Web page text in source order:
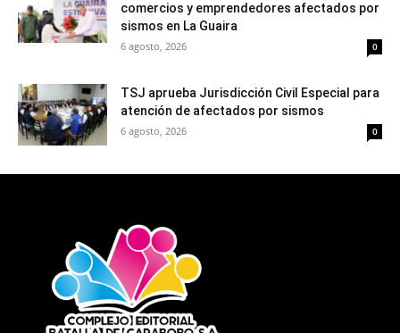
comercios y emprendedores afectados por
sismos en La Guaira
6 agosto, 2026 0
TSJ aprueba Jurisdicción Civil Especial para
atención de afectados por sismos
6 agosto, 2026 0